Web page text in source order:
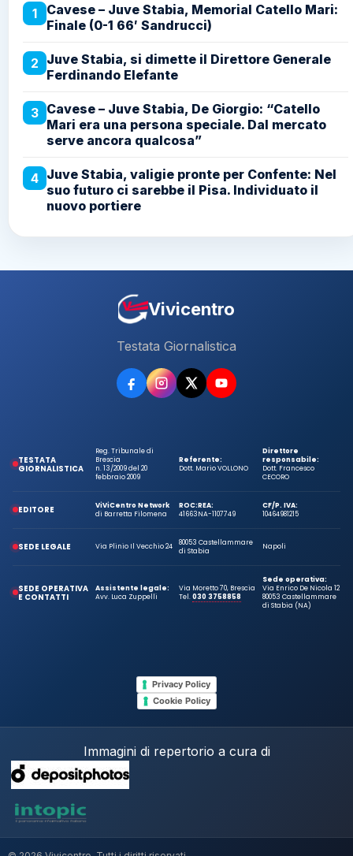
1
Cavese – Juve Stabia, Memorial Catello Mari:
Finale (0-1 66′ Sandrucci)
2 Juve Stabia, si dimette il Direttore Generale
Ferdinando Elefante
3 Cavese – Juve Stabia, De Giorgio: “Catello
Mari era una persona speciale. Dal mercato
serve ancora qualcosa”
4 Juve Stabia, valigie pronte per Confente: Nel
suo futuro ci sarebbe il Pisa. Individuato il
nuovo portiere
Vivicentro
Testata Giornalistica
TESTATA
GIORNALISTICA
Reg. Tribunale di
Brescia
n. 13/2009 del 20
febbraio 2009
Referente:
Dott. Mario VOLLONO
Direttore
responsabile:
Dott. Francesco
CECORO
EDITORE
ViViCentro Network
di Barretta Filomena
ROC:
41663
REA:
NA-1107749
CF/P. IVA:
10464981215
SEDE LEGALE Via Plinio Il Vecchio 24
80053 Castellammare
di Stabia
Napoli
SEDE OPERATIVA
E CONTATTI
Assistente legale:
Avv. Luca Zuppelli
Via Moretto 70, Brescia
Tel.030 3758858
Sede operativa:
Via Enrico De Nicola 12
80053 Castellammare
di Stabia (NA)
Privacy Policy
Cookie Policy
Immagini di repertorio a cura di